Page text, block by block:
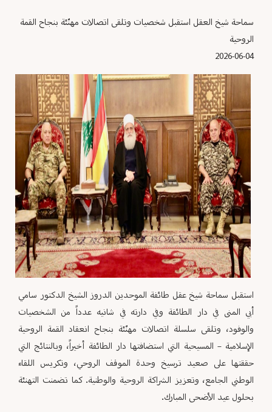
سماحة شيخ العقل استقبل شخصيات وتلقى اتصالات مهنّئة بنجاح القمة
الروحية
2026-06-04
استقبل سماحة شيخ عقل طائفة الموحدين الدروز الشيخ الدكتور سامي
أبي المنى في دار الطائفة وفي دارته في شانيه عدداً من الشخصيات
والوفود، وتلقى سلسلة اتصالات مهنّئة بنجاح انعقاد القمة الروحية
الإسلامية – المسيحية التي استضافتها دار الطائفة أخيراً، وبالنتائج التي
حققتها على صعيد ترسيخ وحدة الموقف الروحي، وتكريس اللقاء
الوطني الجامع، وتعزيز الشراكة الروحية والوطنية. كما تضمنت التهنئة
بحلول عيد الأضحى المبارك.